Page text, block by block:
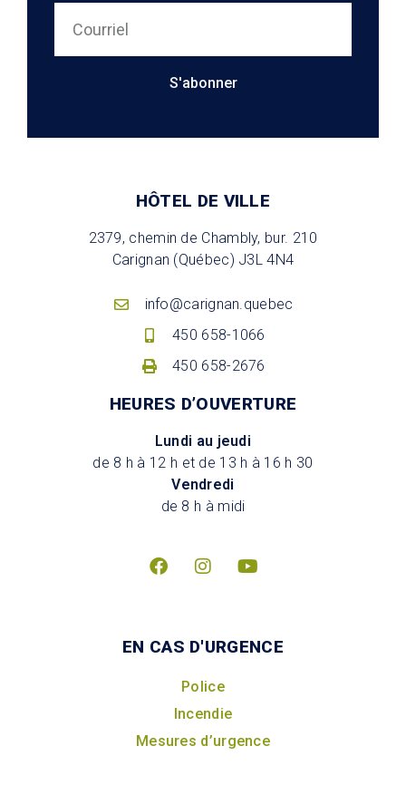
S'abonner
HÔTEL DE VILLE
2379, chemin de Chambly, bur. 210
Carignan (Québec) J3L 4N4
info@carignan.quebec
450 658-1066
450 658-2676
HEURES D’OUVERTURE
Lundi au jeudi
de 8 h à 12 h et de 13 h à 16 h 30
Vendredi
de 8 h à midi
EN CAS D'URGENCE
Police
Incendie
Mesures d’urgence